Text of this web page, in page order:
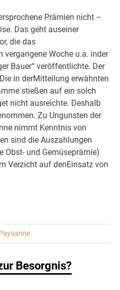
Prämien nicht –
Das geht auseiner
die das
Woche u.a. inder
Bauer“ veröffentlichte. Der
in derMitteilung erwähnten
stießen auf ein solch
nicht ausreichte. Deshalb
Zu Ungunsten der
nimmt Kenntnis von
sind die Auszahlungen
Obst- und Gemüseprämie)
Verzicht auf denEinsatz von
Besorgnis?